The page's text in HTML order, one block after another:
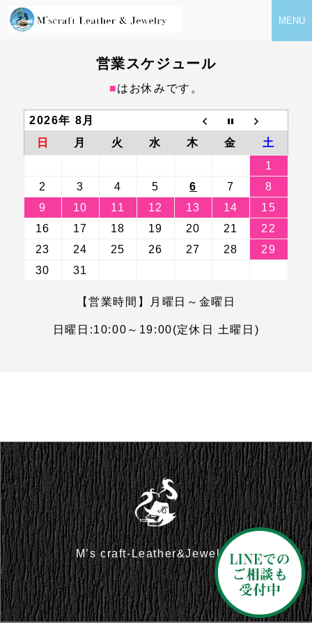
MENU
営業スケジュール
■はお休みです。
2026年 8月
日
月 火 水 木 金
土
1
2
3 4 5 6 7
8
9
10 11 12 13 14
15
16
17 18 19 20 21
22
23
24 25 26 27 28
29
30
31
【営業時間】月曜日～金曜日
日曜日:10:00～19:00(定休日 土曜日)
M’s craft-Leather&Jewelry-